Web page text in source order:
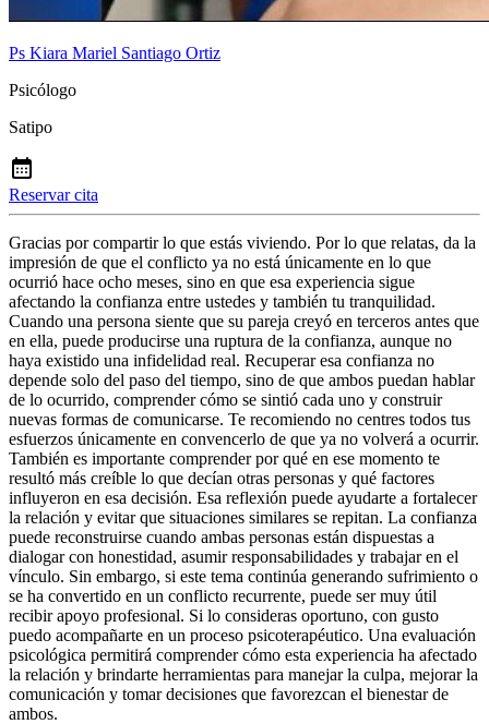
Ps Kiara Mariel Santiago Ortiz
Psicólogo
Satipo
Reservar cita
Gracias por compartir lo que estás viviendo. Por lo que relatas, da la
impresión de que el conflicto ya no está únicamente en lo que
ocurrió hace ocho meses, sino en que esa experiencia sigue
afectando la confianza entre ustedes y también tu tranquilidad.
Cuando una persona siente que su pareja creyó en terceros antes que
en ella, puede producirse una ruptura de la confianza, aunque no
haya existido una infidelidad real. Recuperar esa confianza no
depende solo del paso del tiempo, sino de que ambos puedan hablar
de lo ocurrido, comprender cómo se sintió cada uno y construir
nuevas formas de comunicarse. Te recomiendo no centres todos tus
esfuerzos únicamente en convencerlo de que ya no volverá a ocurrir.
También es importante comprender por qué en ese momento te
resultó más creíble lo que decían otras personas y qué factores
influyeron en esa decisión. Esa reflexión puede ayudarte a fortalecer
la relación y evitar que situaciones similares se repitan. La confianza
puede reconstruirse cuando ambas personas están dispuestas a
dialogar con honestidad, asumir responsabilidades y trabajar en el
vínculo. Sin embargo, si este tema continúa generando sufrimiento o
se ha convertido en un conflicto recurrente, puede ser muy útil
recibir apoyo profesional. Si lo consideras oportuno, con gusto
puedo acompañarte en un proceso psicoterapéutico. Una evaluación
psicológica permitirá comprender cómo esta experiencia ha afectado
la relación y brindarte herramientas para manejar la culpa, mejorar la
comunicación y tomar decisiones que favorezcan el bienestar de
ambos.